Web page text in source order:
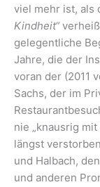
viel mehr ist, als
Kindheit“
gelegentliche
Jahre, die der
voran der (2011
Sachs, der im
nie „knausrig
längst
und Halbach,
und anderen